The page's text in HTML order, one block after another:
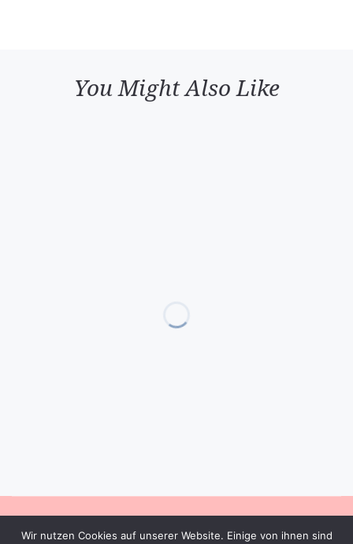
You Might Also Like
2023 Copyright © All rights reserved
Wir nutzen Cookies auf unserer Website. Einige von ihnen sind